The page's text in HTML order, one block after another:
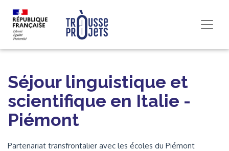
Séjour linguistique et
scientifique en Italie -
Piémont
Partenariat transfrontalier avec les écoles du Piémont